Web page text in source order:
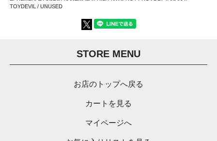
TOYDEVIL / UNUSED
STORE MENU
お店のトップへ戻る
カートを見る
マイページへ